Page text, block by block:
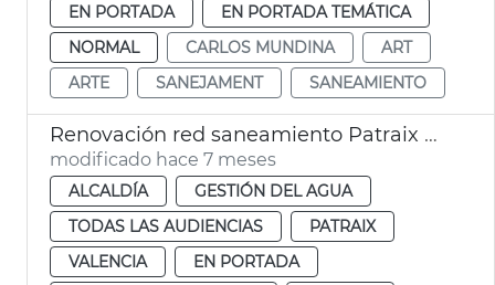
EN PORTADA
EN PORTADA TEMÁTICA
NORMAL
CARLOS MUNDINA
ART
ARTE
SANEJAMENT SANEAMIENTO
Renovación red saneamiento Patraix València
modificado hace 7 meses
ALCALDÍA
GESTIÓN DEL AGUA
TODAS LAS AUDIENCIAS
PATRAIX
VALENCIA
EN PORTADA